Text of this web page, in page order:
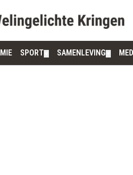
SPORT SAMENLEVING